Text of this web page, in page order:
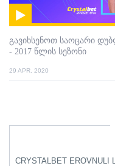
CRYSTALBET EROVNULI
გავიხსენოთ საოცარი
- 2017 წლის სეზონი
29 APR. 2020